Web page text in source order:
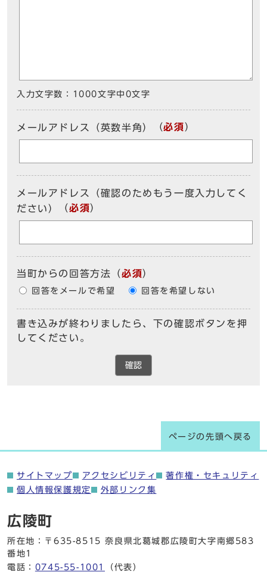
入力文字数： 1000文字中 0文字
メールアドレス（英数半角） （必須）
メールアドレス（確認のためもう一度入力してく
ださい）
（必須）
当町からの回答方法 （必須）
回答をメールで希望 回答を希望しない
書き込みが終わりましたら、下の確認ボタンを押
してください。
確認
ページの先頭へ戻る
サイトマップ アクセシビリティ
著作権・セキュリティ
個人情報保護規定
外部リンク集
広陵町
所在地：〒635-8515 奈良県北葛城郡広陵町大字南郷583
番地1
電話： 0745-55-1001
（代表）